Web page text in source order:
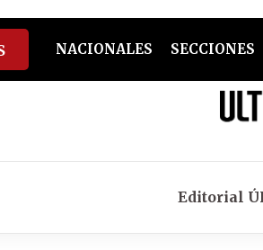
NACIONALES SECCIONES
Editorial